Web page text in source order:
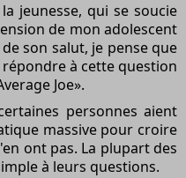
jeunesse, qui se soucie
de mon adolescent
son salut, je pense que
à cette question
Joe».
personnes aient
massive pour croire
ont pas. La plupart des
à leurs questions.